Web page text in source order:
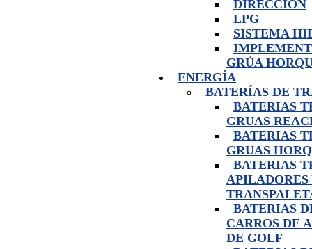
DIRECCIÓN
LPG
SISTEMA
GRÚA
ENERGÍA
BATERÍAS DE
BATERIAS
GRUAS
BATERIAS
GRUAS
BATERIAS
APILADORES
BATERIAS
CARROS DE
DE GOLF